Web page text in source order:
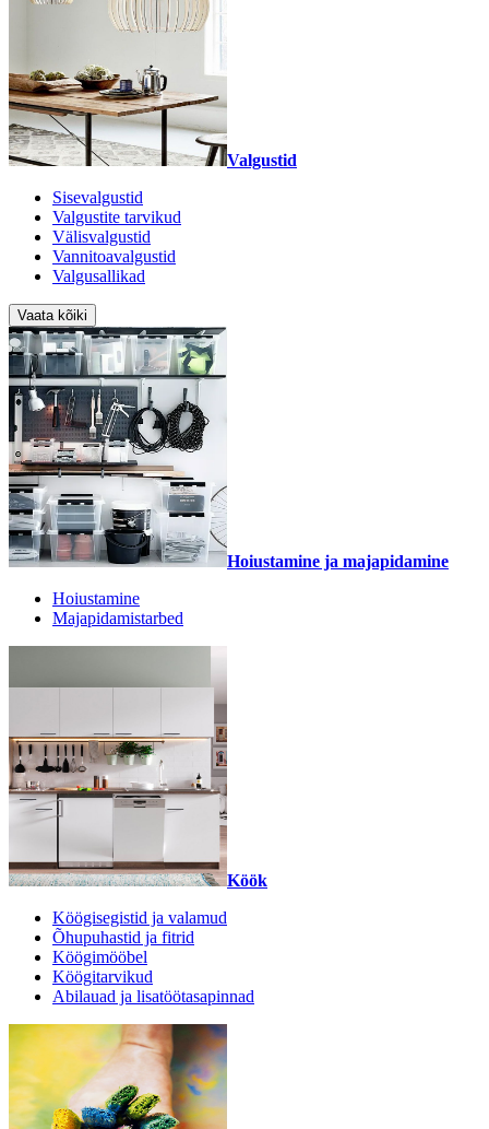
Valgustid
Sisevalgustid
Valgustite tarvikud
Välisvalgustid
Vannitoavalgustid
Valgusallikad
Vaata kõiki
Hoiustamine ja majapidamine
Hoiustamine
Majapidamistarbed
Köök
Köögisegistid ja valamud
Õhupuhastid ja fitrid
Köögimööbel
Köögitarvikud
Abilauad ja lisatöötasapinnad